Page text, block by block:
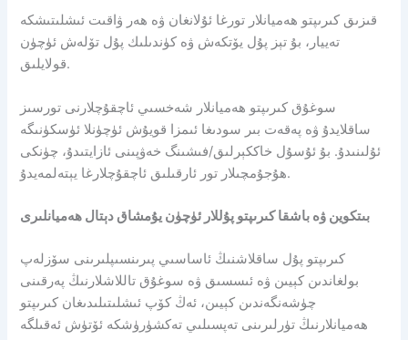
قىزىق كىرىپتو ھەميانلار تورغا ئۇلانغان ۋە ھەر ۋاقىت ئىشلىتىشكە
تەييار، بۇ تېز پۇل يۆتكەش ۋە كۈندىلىك پۇل تۆلەش ئۈچۈن
قولايلىق.
سوغۇق كىرىپتو ھەميانلار شەخسىي ئاچقۇچلارنى تورسىز
ساقلايدۇ ۋە پەقەت بىر سودىغا ئىمزا قويۇش ئۈچۈنلا ئۈسكۈنىگە
ئۇلىنىدۇ. بۇ ئۇسۇل خاككېرلىق/فىشىنگ خەۋپىنى ئازايتىدۇ، چۈنكى
ھۇجۇمچىلار تور ئارقىلىق ئاچقۇچلارغا يېتەلمەيدۇ.
بىتكوين ۋە باشقا كىرىپتو پۇللار ئۈچۈن يۇمشاق دېتال ھەميانلىرى
كىرىپتو پۇل ساقلاشنىڭ ئاساسىي پىرىنسىپلىرىنى سۆزلەپ
بولغاندىن كېيىن ۋە ئىسسىق ۋە سوغۇق تاللاشلارنىڭ پەرقىنى
چۈشەنگەندىن كېيىن، ئەڭ كۆپ ئىشلىتىلىدىغان كىرىپتو
ھەميانلارنىڭ تۈرلىرىنى تەپسىلىي تەكشۈرۈشكە ئۆتۈش ئەقىلگە